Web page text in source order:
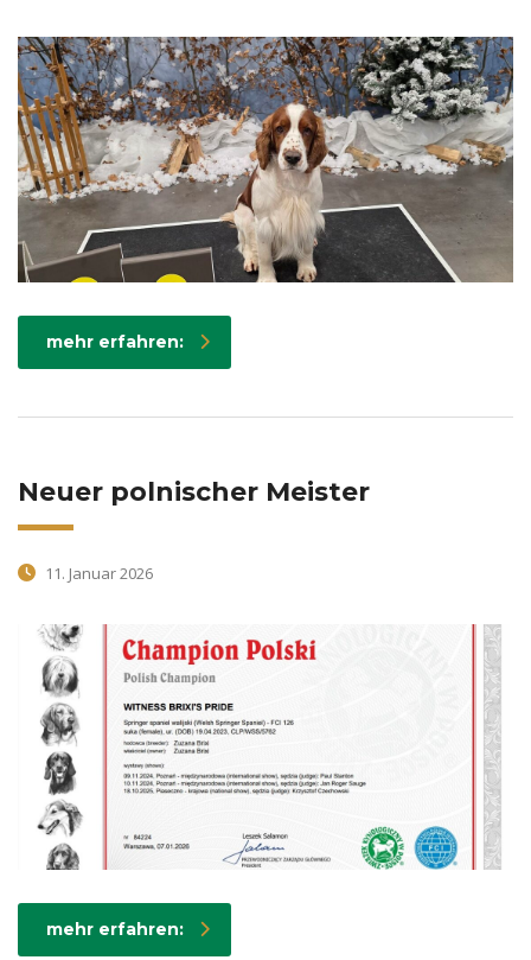
mehr erfahren:
Neuer polnischer Meister
11. Januar 2026
mehr erfahren: